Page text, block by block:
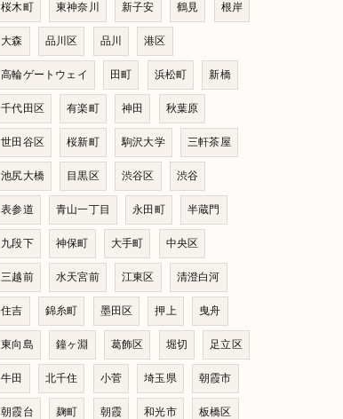
桜木町 東神奈川 新子安 鶴見 根岸
大森 品川区 品川 港区
高輪ゲートウェイ 田町 浜松町 新橋
千代田区 有楽町 神田 秋葉原
世田谷区 桜新町 駒沢大学 三軒茶屋
池尻大橋 目黒区 渋谷区 渋谷
表参道 青山一丁目 永田町 半蔵門
九段下 神保町 大手町 中央区
三越前 水天宮前 江東区 清澄白河
住吉 錦糸町 墨田区 押上 曳舟
東向島 鐘ヶ淵 葛飾区 堀切 足立区
牛田 北千住 小菅 埼玉県 朝霞市
朝霞台 麹町 朝霞 和光市 板橋区